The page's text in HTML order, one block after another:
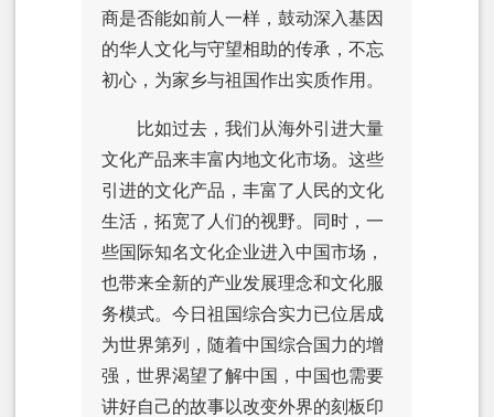
商是否能如前人一样，鼓动深入基因
的华人文化与守望相助的传承，不忘
初心，为家乡与祖国作出实质作用。
比如过去，我们从海外引进大量
文化产品来丰富内地文化市场。这些
引进的文化产品，丰富了人民的文化
生活，拓宽了人们的视野。同时，一
些国际知名文化企业进入中国市场，
也带来全新的产业发展理念和文化服
务模式。今日祖国综合实力已位居成
为世界第列，随着中国综合国力的增
强，世界渴望了解中国，中国也需要
讲好自己的故事以改变外界的刻板印